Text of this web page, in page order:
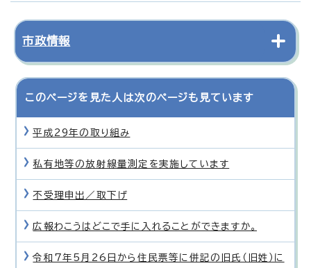
市政情報
このページを見た人は次のページも見ています
平成29年の取り組み
私有地等の放射線量測定を実施しています
不受理申出／取下げ
広報わこうはどこで手に入れることができますか。
令和7年5月26日から住民票等に併記の旧氏（旧姓）に